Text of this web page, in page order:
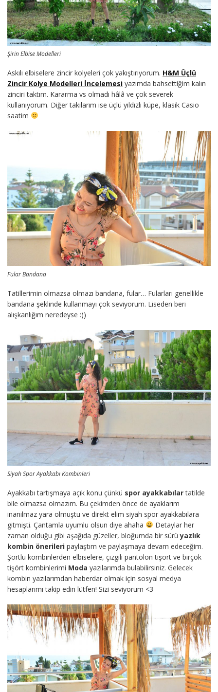
Şirin Elbise Modelleri
Askılı elbiselere zincir kolyeleri çok yakıştırıyorum. H&M Üçlü
Zincir Kolye Modelleri İncelemesi yazımda bahsettiğim kalın
zinciri taktım. Kararma vs olmadı hâlâ ve çok severek
kullanıyorum. Diğer takılarım ise üçlü yıldızlı küpe, klasik Casio
saatim
Fular Bandana
Tatillerimin olmazsa olmazı bandana, fular… Fularları genellikle
bandana şeklinde kullanmayı çok seviyorum. Liseden beri
alışkanlığım neredeyse :))
Siyah Spor Ayakkabı Kombinleri
Ayakkabı tartışmaya açık konu çünkü spor ayakkabılartatilde
bile olmazsa olmazım. Bu çekimden önce de ayaklarım
inanılmaz yara olmuştu ve direkt elim siyah spor ayakkabılara
gitmişti. Çantamla uyumlu olsun diye ahaha
Detaylar her
zaman olduğu gibi aşağıda güzeller, bloğumda bir sürü yazlık
kombin önerileri paylaştım ve paylaşmaya devam edeceğim.
Şortlu kombinlerden elbiselere, çizgili pantolon tişört ve birçok
tişört kombinlerimi Moda yazılarımda bulabilirsiniz. Gelecek
kombin yazılarımdan haberdar olmak için sosyal medya
hesaplarımı takip edin lütfen! Sizi seviyorum <3